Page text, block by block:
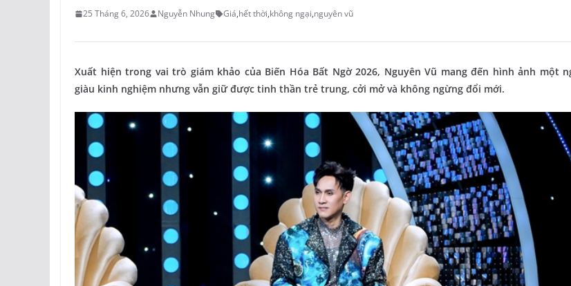
25 Tháng 6, 2026 Nguyễn Nhung Giá,hết thời,không ngại,nguyên vũ
Xuất hiện trong vai trò giám khảo của Biến Hóa Bất Ngờ 2026, Nguyên Vũ mang đến hình ảnh một
giàu kinh nghiệm nhưng vẫn giữ được tinh thần trẻ trung, cởi mở và không ngừng đổi mới.